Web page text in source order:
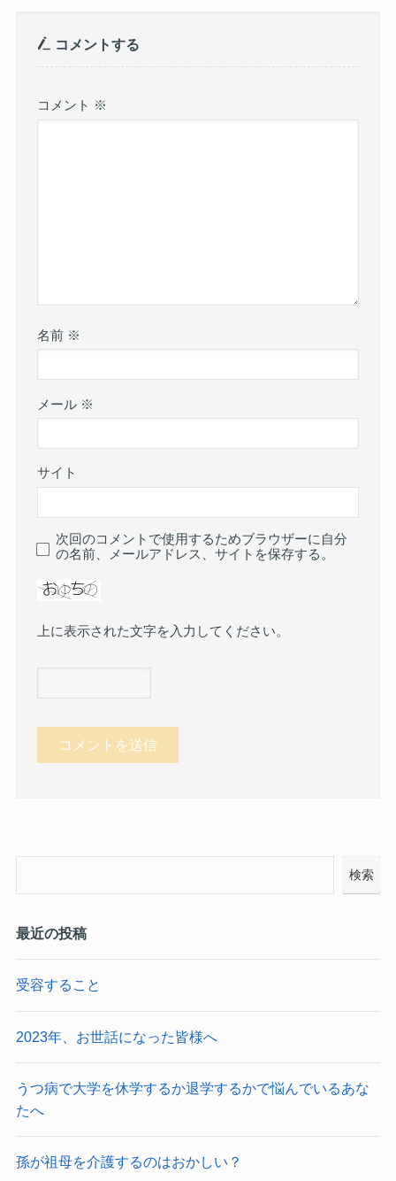
コメントする
コメント ※
名前 ※
メール ※
サイト
次回のコメントで使用するためブラウザーに自分
の名前、メールアドレス、サイトを保存する。
上に表示された文字を入力してください。
検索
最近の投稿
受容すること
2023年、お世話になった皆様へ
うつ病で大学を休学するか退学するかで悩んでいるあな
たへ
孫が祖母を介護するのはおかしい？